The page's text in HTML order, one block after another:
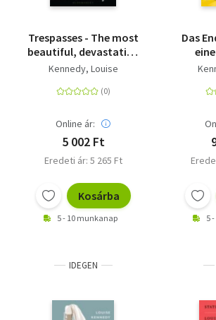
Trespasses - The most
beautiful, devastating
love story you'll read
Kennedy, Louise
Online ár:
5 002 Ft
Eredeti ár: 5 265 Ft
Kosárba
5 - 10 munkanap
Das
5
IDEGEN